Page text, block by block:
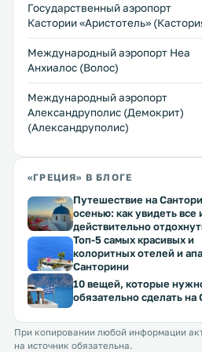
Государственный аэропорт
Кастории «Аристотель»
Международный аэропорт Неа
Анхиалос (Волос)
Междунарoдный аэропорт
Александруполис (Демокрит)
(Александруполис)
«ГРЕЦИЯ» В БЛОГЕ
Путешествие на
осенью: как увидеть все
действительно
Топ-5 самых красивых и
колоритных отелей и
Санторини
10 вещей, которые
обязательно сделать на
При копировании любой информации
на источник обязательна.